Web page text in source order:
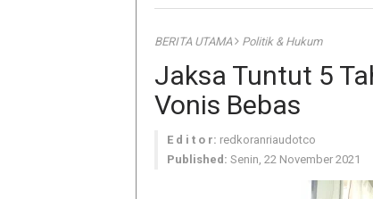
BERITA UTAMA Politik & Hukum
Jaksa Tuntut 5
Vonis Bebas
E d i t o r: redkoranriaudotco
Published: Senin, 22 November 2021